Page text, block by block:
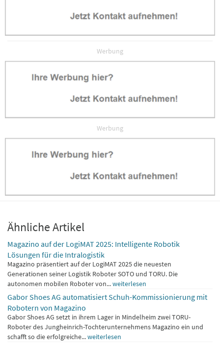
Werbung
Werbung
Ähnliche Artikel
Magazino auf der LogiMAT 2025: Intelligente Robotik
Lösungen für die Intralogistik
Magazino präsentiert auf der LogiMAT 2025 die neuesten
Generationen seiner Logistik Roboter SOTO und TORU. Die
autonomen mobilen Roboter von...weiterlesen
Gabor Shoes AG automatisiert Schuh-Kommissionierung mit
Robotern von Magazino
Gabor Shoes AG setzt in ihrem Lager in Mindelheim zwei TORU-
Roboter des Jungheinrich-Tochterunternehmens Magazino ein und
schafft so die erfolgreiche...weiterlesen